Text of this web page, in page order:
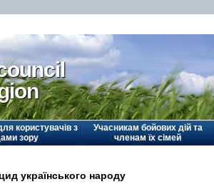
користувачів з
зору
Учасникам бойових дій та
членам їх сімей
українського народу